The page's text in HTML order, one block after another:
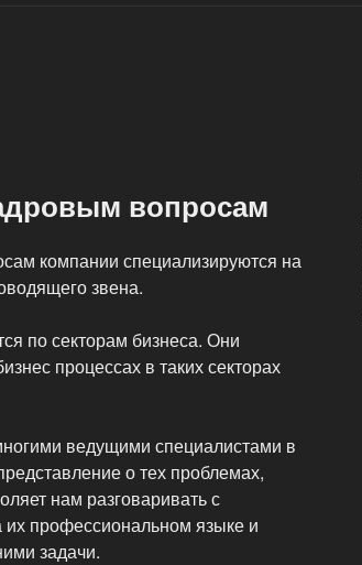
вопросам
компании специализируются на
звена.
по секторам бизнеса. Они
процессах в таких секторах
ведущими специалистами в
о тех проблемах,
нам разговаривать с
профессиональном языке и
задачи.